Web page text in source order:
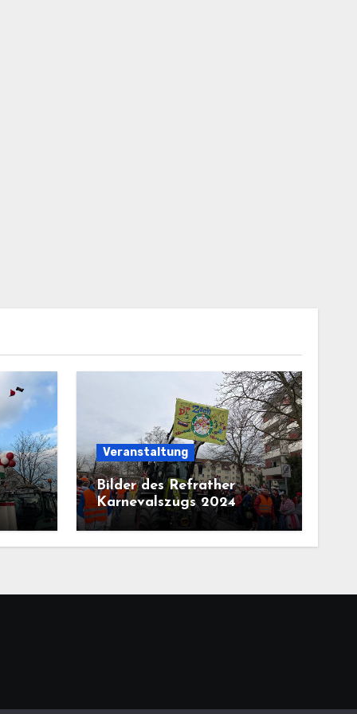
Veranstaltung
Bilder des Refrather
Karnevalszugs 2024